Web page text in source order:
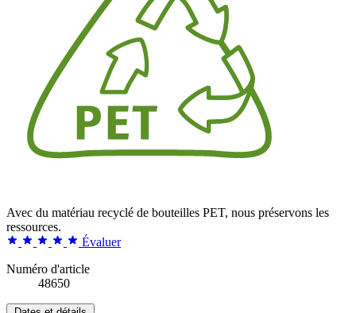
Avec du matériau recyclé de bouteilles PET, nous préservons les
ressources.
Évaluer
Numéro d'article
48650